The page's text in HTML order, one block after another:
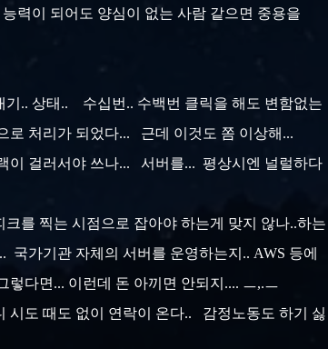
력이 되어도 양심이 없는 사람 같으면 중용을
기.. 상태.. 수십번.. 수백번 클릭을 해도 변함없는
로 처리가 되었다... 근데 이것도 쫌 이상해...
이 걸러서야 쓰나... 서버를... 평상시엔 널럴하다
를 찍는 시점으로 잡아야 하는게 맞지 않나..하는
가기관 자체의 서버를 운영하는지.. AWS 등에
다면... 이런데 돈 아끼면 안되지.... ㅡ,.ㅡ
시도 때도 없이 연락이 온다.. 감정노동도 하기 싫